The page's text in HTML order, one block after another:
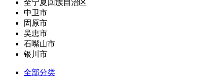
全宁夏回族自治区
中卫市
固原市
吴忠市
石嘴山市
银川市
全部分类